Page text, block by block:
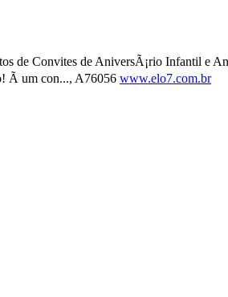
de Convites de AniversÃ¡rio Infantil e
Ã um con..., A76056 www.elo7.com.br